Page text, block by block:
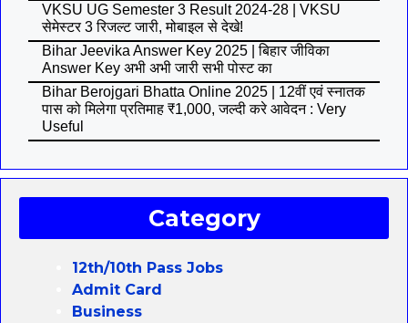
VKSU UG Semester 3 Result 2024-28 | VKSU
सेमेस्टर 3 रिजल्ट जारी, मोबाइल से देखे!
Bihar Jeevika Answer Key 2025 | बिहार जीविका
Answer Key अभी अभी जारी सभी पोस्ट का
Bihar Berojgari Bhatta Online 2025 | 12वीं एवं स्नातक
पास को मिलेगा प्रतिमाह ₹1,000, जल्दी करे आवेदन : Very
Useful
Category
12th/10th Pass Jobs
Admit Card
Business